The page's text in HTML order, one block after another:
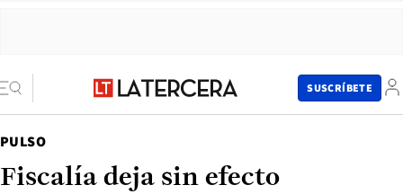
SUSCRÍBETE
PULSO
Fiscalía deja sin efecto